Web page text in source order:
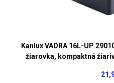
Kanlux VADRA 16L-UP
žiarovka, kompaktná